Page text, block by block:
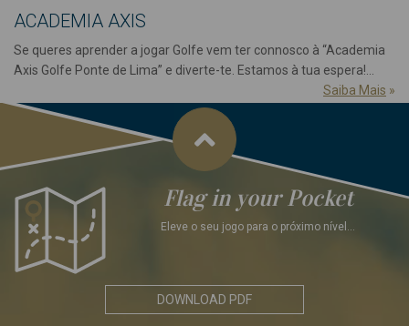
ACADEMIA AXIS
Se queres aprender a jogar Golfe vem ter connosco à “Academia
Axis Golfe Ponte de Lima” e diverte-te. Estamos à tua espera!...
Saiba Mais »
Flag in your Pocket
Eleve o seu jogo para o próximo nível...
DOWNLOAD PDF